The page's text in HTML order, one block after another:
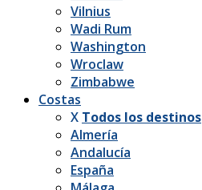
Vilnius
Wadi Rum
Washington
Wroclaw
Zimbabwe
Costas
X Todos los destinos
Almería
Andalucía
España